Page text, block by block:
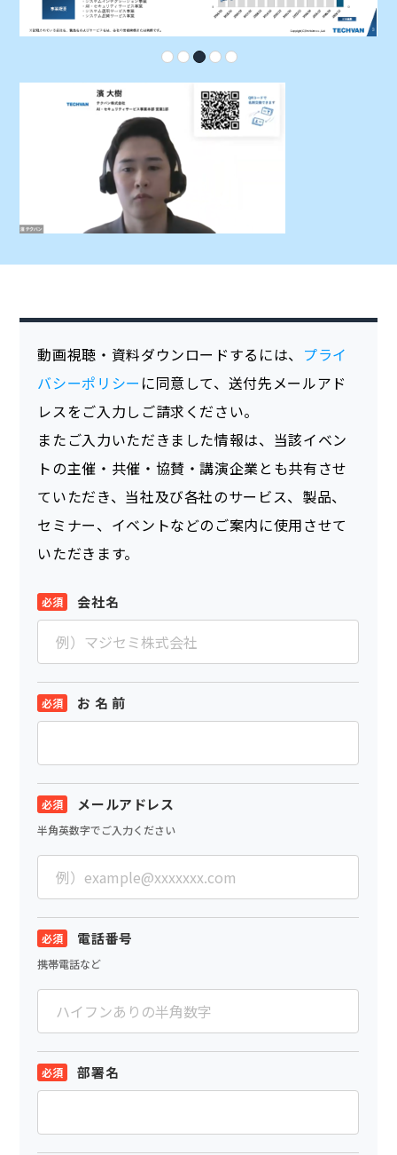
動画視聴・資料ダウンロードするには、 プライ
バシーポリシー に同意して、送付先メールアド
レスをご入力しご請求ください。
またご入力いただきました情報は、当該イベン
トの主催・共催・協賛・講演企業とも共有させ
ていただき、当社及び各社のサービス、製品、
セミナー、イベントなどのご案内に使用させて
いただきます。
会社名
お 名 前
メールアドレス
半角英数字でご入力ください
電話番号
携帯電話など
部署名